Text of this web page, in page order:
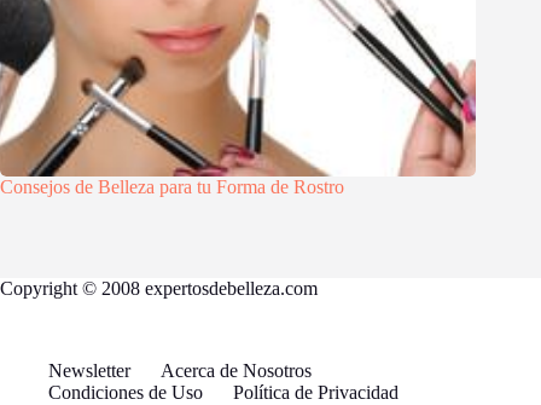
Consejos de Belleza para tu Forma de Rostro
Copyright © 2008 expertosdebelleza.com
Newsletter
Acerca de Nosotros
Condiciones de Uso
Política de Privacidad